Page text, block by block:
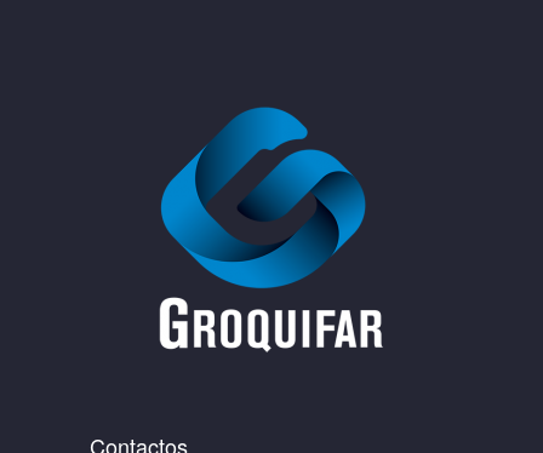
Contactos